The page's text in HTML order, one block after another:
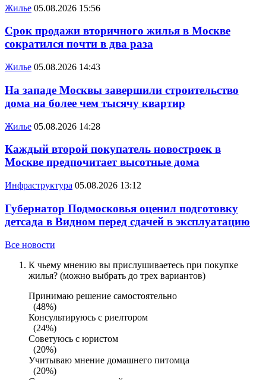
Жилье 05.08.2026 15:56
Срок продажи вторичного жилья в Москве
сократился почти в два раза
Жилье 05.08.2026 14:43
На западе Москвы завершили строительство
дома на более чем тысячу квартир
Жилье 05.08.2026 14:28
Каждый второй покупатель новостроек в
Москве предпочитает высотные дома
Инфраструктура 05.08.2026 13:12
Губернатор Подмосковья оценил подготовку
детсада в Видном перед сдачей в эксплуатацию
Все новости
К чьему мнению вы прислушиваетесь при покупке
жилья? (можно выбрать до трех вариантов)
Принимаю решение самостоятельно
(48%)
Консультируюсь с риелтором
(24%)
Советуюсь с юристом
(20%)
Учитываю мнение домашнего питомца
(20%)